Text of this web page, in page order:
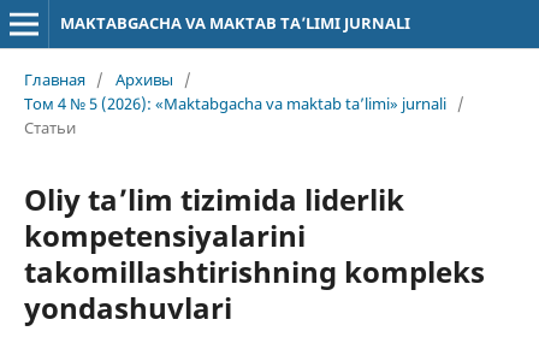
MAKTABGACHA VA MAKTAB TA’LIMI JURNALI
Главная / Архивы
/
Том 4 № 5 (2026): «Maktabgacha va maktab ta’limi» jurnali /
Статьи
Oliy ta’lim tizimida liderlik
kompetensiyalarini
takomillashtirishning kompleks
yondashuvlari